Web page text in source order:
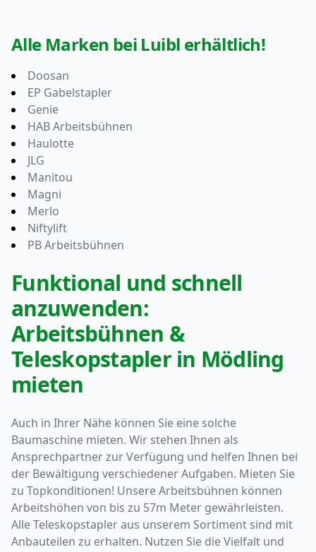
Alle Marken bei Luibl erhältlich!
Doosan
EP Gabelstapler
Genie
HAB Arbeitsbühnen
Haulotte
JLG
Manitou
Magni
Merlo
Niftylift
PB Arbeitsbühnen
Funktional und schnell
anzuwenden:
Arbeitsbühnen &
Teleskopstapler in Mödling
mieten
Auch in Ihrer Nähe können Sie eine solche
Baumaschine mieten. Wir stehen Ihnen als
Ansprechpartner zur Verfügung und helfen Ihnen bei
der Bewältigung verschiedener Aufgaben. Mieten Sie
zu Topkonditionen! Unsere Arbeitsbühnen können
Arbeitshöhen von bis zu 57m Meter gewährleisten.
Alle Teleskopstapler aus unserem Sortiment sind mit
Anbauteilen zu erhalten. Nutzen Sie die Vielfalt und